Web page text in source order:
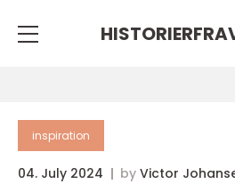
inspiration
04. July 2024 by Victor